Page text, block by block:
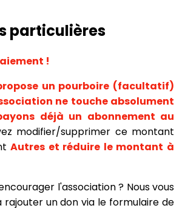
particulières
!
un pourboire (facultatif)
ne touche absolument
déjà un abonnement au
modifier/supprimer ce montant
Autres et réduire le montant à
l'association ? Nous vous
un don via le formulaire de